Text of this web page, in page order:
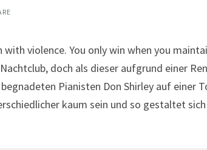
violence. You only win when you
doch als dieser aufgrund einer
Pianisten Don Shirley auf einer
kaum sein und so gestaltet